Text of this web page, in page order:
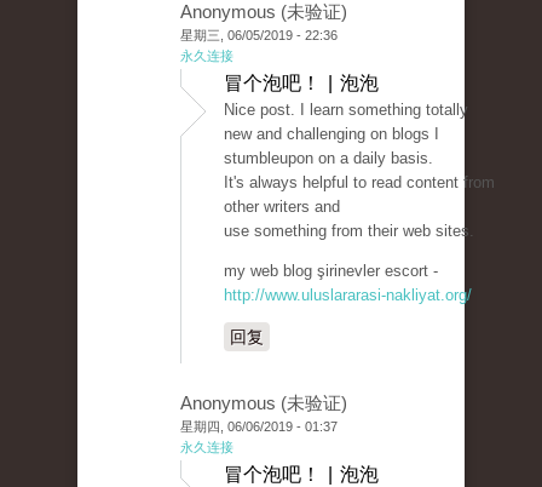
Anonymous (未验证)
星期三, 06/05/2019 - 22:36
永久连接
冒个泡吧！ | 泡泡
Nice post. I learn something totally
new and challenging on blogs I
stumbleupon on a daily basis.
It's always helpful to read content from
other writers and
use something from their web sites.
my web blog şirinevler escort -
http://www.uluslararasi-nakliyat.org/
回复
Anonymous (未验证)
星期四, 06/06/2019 - 01:37
永久连接
冒个泡吧！ | 泡泡